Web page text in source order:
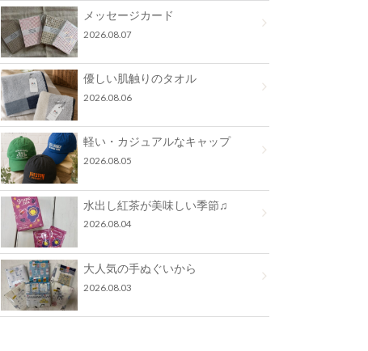
メッセージカード
2026.08.07
優しい肌触りのタオル
2026.08.06
軽い・カジュアルなキャップ
2026.08.05
水出し紅茶が美味しい季節♫
2026.08.04
大人気の手ぬぐいから
2026.08.03